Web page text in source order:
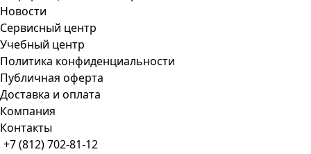
Новости
Сервисный центр
Учебный центр
Политика конфиденциальности
Публичная оферта
Доставка и оплата
Компания
Контакты
+7 (812) 702-81-12